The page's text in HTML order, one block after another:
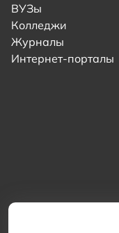
ВУЗы
Колледжи
Журналы
Интернет-порталы